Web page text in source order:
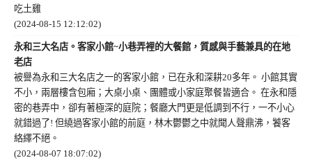
吃土雞
(2024-08-15 12:12:02)
永和三大名店。客家小館~小巷弄裡的大餐館，質感與手藝兼具的在地
老店
被譽為永和三大名店之一的客家小館，已在永和深耕20多年。 小館其實
不小，兩層樓含包廂；大桌小桌、團體或小家庭聚餐皆適合。 在永和隱
密的巷弄中，卻有著極深的庭院；餐廳大門更是低調到不行，一不小心
就錯過了! 但繞過客家小館的前庭，林木鬱鬱之中就聞人聲鼎沸，饕客
絡繹不絕。
(2024-08-07 18:07:02)